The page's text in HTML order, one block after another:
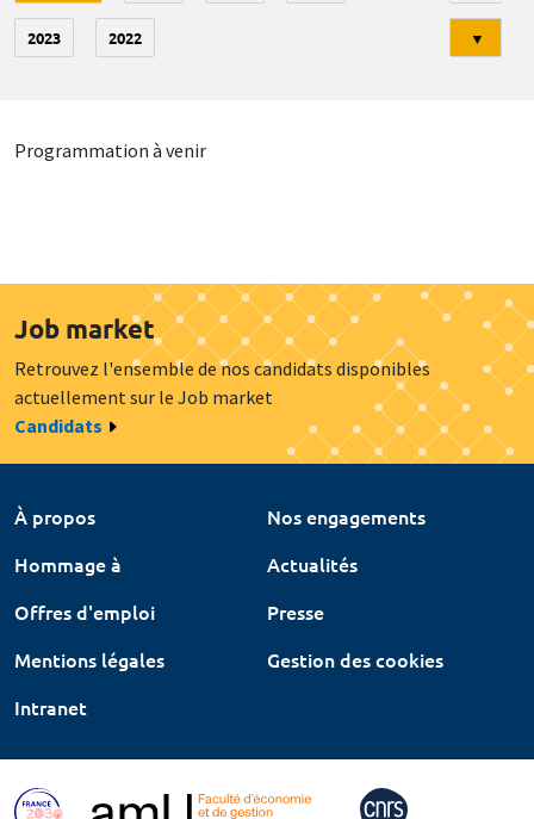
2023 2022 ▼
Programmation à venir
Job market
Retrouvez l'ensemble de nos candidats disponibles
actuellement sur le Job market
Candidats
À propos
Nos engagements
Hommage à
Actualités
Offres d'emploi
Presse
Mentions légales
Gestion des cookies
Intranet